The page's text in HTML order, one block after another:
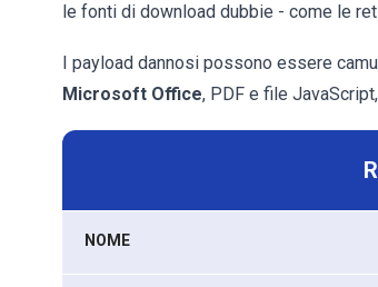
le fonti di download dubbie - come le
I payload dannosi possono essere
Microsoft Office, PDF e file
NOME